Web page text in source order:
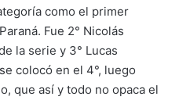
como el primer
Fue 2° Nicolás
la serie y 3° Lucas
colocó en el 4°, luego
que así y todo no opaca el